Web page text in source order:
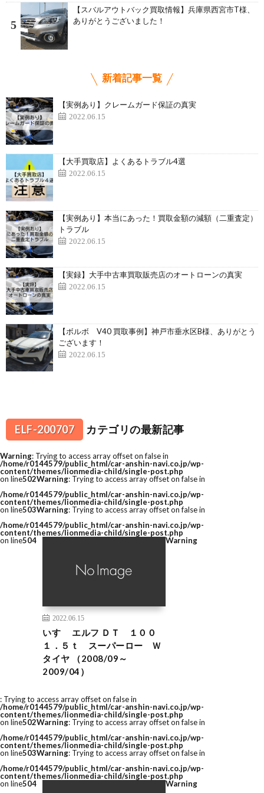
5
【スバルアウトバック買取情報】兵庫県西宮市T様、
ありがとうございました！
新着記事一覧
【実例あり】クレームガード保証の真実
2022.06.15
【大手買取店】よくあるトラブル4選
2022.06.15
【実例あり】本当にあった！買取金額の減額（二重査定）
トラブル
2022.06.15
【実録】大手中古車買取販売店のオートローンの真実
2022.06.15
【ボルボ V40 買取事例】神戸市垂水区B様、ありがとう
ございます！
2022.06.15
ELF-200707 カテゴリの最新記事
Warning: Trying to access array offset on false in
/home/r0144579/public_html/car-anshin-navi.co.jp/wp-
content/themes/lionmedia-child/single-post.php
on line502Warning: Trying to access array offset on false in
/home/r0144579/public_html/car-anshin-navi.co.jp/wp-
content/themes/lionmedia-child/single-post.php
on line503Warning: Trying to access array offset on false in
/home/r0144579/public_html/car-anshin-navi.co.jp/wp-
content/themes/lionmedia-child/single-post.php
on line504
2022.06.15
いすゞ エルフ ＤＴ １００
１．５ｔ スーパーロー Ｗ
タイヤ （2008/09～
2009/04）
Warning
: Trying to access array offset on false in
/home/r0144579/public_html/car-anshin-navi.co.jp/wp-
content/themes/lionmedia-child/single-post.php
on line502Warning: Trying to access array offset on false in
/home/r0144579/public_html/car-anshin-navi.co.jp/wp-
content/themes/lionmedia-child/single-post.php
on line503Warning: Trying to access array offset on false in
/home/r0144579/public_html/car-anshin-navi.co.jp/wp-
content/themes/lionmedia-child/single-post.php
on line504 Warning